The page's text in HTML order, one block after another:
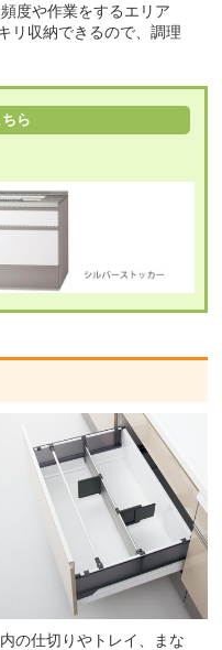
度や作業をするエリア
リ収納できるので、調理
ら
の仕切りやトレイ、まな